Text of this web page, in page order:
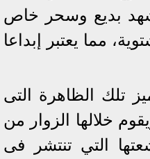
بديع وسحر خاص
مما يعتبر إبداعا
تلك الظاهرة التى
خلالها الزوار من
التي تنتشر فى